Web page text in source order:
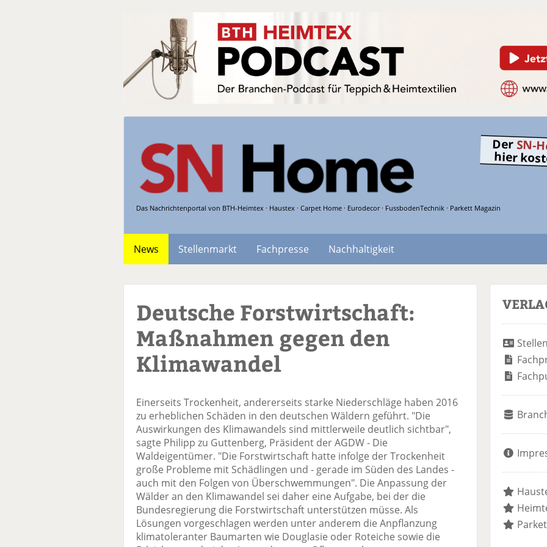
Das Nachrichtenportal von BTH-Heimtex · Haustex · Carpet Home · Eurodecor · FussbodenTechnik · Parkett Magazin
Der SN-
hier
News Stellenmarkt Fachpresse
Nachhaltigkeit
Deutsche Forstwirtschaft:
Maßnahmen gegen den
Klimawandel
Einerseits Trockenheit, andererseits starke Niederschläge haben 2016
zu erheblichen Schäden in den deutschen Wäldern geführt. "Die
Auswirkungen des Klimawandels sind mittlerweile deutlich sichtbar",
sagte Philipp zu Guttenberg, Präsident der AGDW - Die
Waldeigentümer. "Die Forstwirtschaft hatte infolge der Trockenheit
große Probleme mit Schädlingen und - gerade im Süden des Landes -
auch mit den Folgen von Überschwemmungen". Die Anpassung der
Wälder an den Klimawandel sei daher eine Aufgabe, bei der die
Bundesregierung die Forstwirtschaft unterstützen müsse. Als
Lösungen vorgeschlagen werden unter anderem die Anpflanzung
klimatoleranter Baumarten wie Douglasie oder Roteiche sowie die